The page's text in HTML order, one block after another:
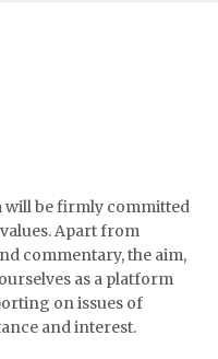
will be firmly committed
Apart from
commentary, the aim,
as a platform
on issues of
and interest.